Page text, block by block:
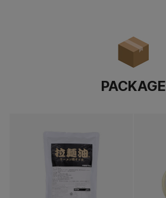
PACKAGE